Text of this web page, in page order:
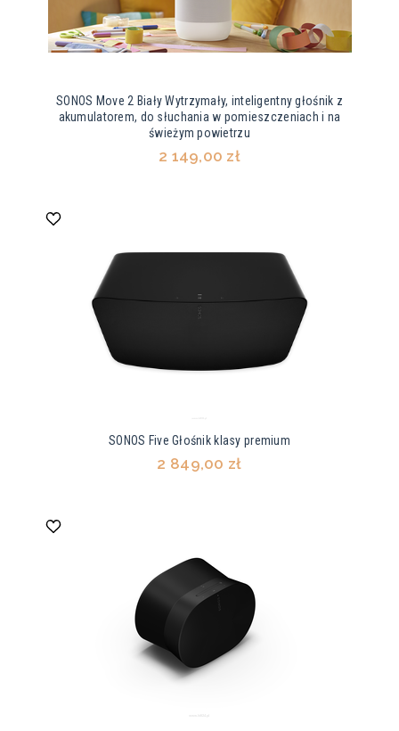
SONOS Move 2 Biały Wytrzymały, inteligentny głośnik z
akumulatorem, do słuchania w pomieszczeniach i na
świeżym powietrzu
2 149,00 zł
SONOS Five Głośnik klasy premium
2 849,00 zł